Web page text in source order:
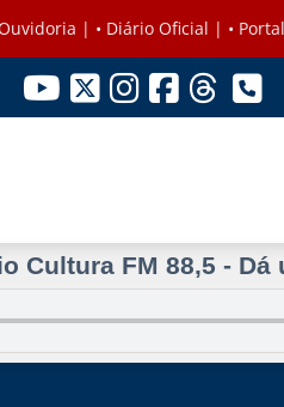
Cultura FM 88,5 - Dá
Ouvidoria | • Diário Oficial | •